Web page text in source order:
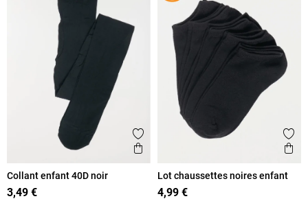
Ajouter aux favoris
Aperçu rapide
Collant enfant 40D noir
3,49 €
Lot chaussettes noires enfant
4,99 €